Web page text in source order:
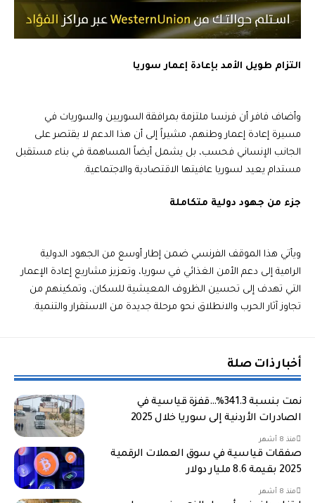
التزام طويل الأمد بإعادة إعمار سوريا
وأضاف فافر أن فرنسا ملتزمة بمرافقة السوريين والسوريات في
مسيرة إعادة إعمار وطنهم، مشيراً إلى أن هذا الدعم لا يقتصر على
الجانب الإنساني فحسب، بل يشمل أيضاً المساهمة في بناء مستقبل
مستدام يعيد لسوريا عافيتها الاقتصادية والاجتماعية.
جزء من جهود دولية متكاملة
ويأتي هذا الموقف الفرنسي ضمن إطار أوسع من الجهود الدولية
الرامية إلى دعم الأمن الغذائي في سوريا، وتعزيز مشاريع إعادة الإعمار
التي تهدف إلى تحسين الظروف المعيشية للسكان، وتمكينهم من
تجاوز آثار الحرب والانطلاق نحو مرحلة جديدة من الاستقرار والتنمية.
أخبار ذات صلة
نمت بنسبة 341.3%…قفزة قياسية في
الصادرات الأردنية إلى سوريا خلال 2025
منذ 8 أشهر
صفقات قياسية في سوق العملات الرقمية
2025 بقيمة 8.6 مليار دولار
منذ 8 أشهر